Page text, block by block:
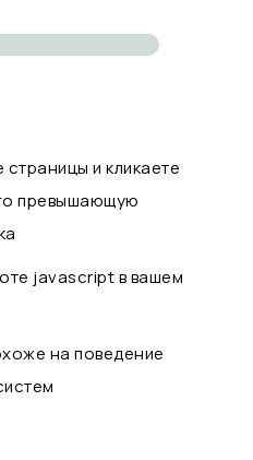
и кликаете
превышающую
javascript в вашем
на поведение